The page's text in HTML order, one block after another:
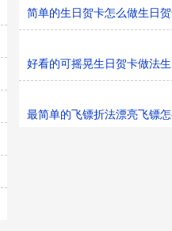
简单的生日贺卡怎么做生日
好看的可摇晃生日贺卡做法生
最简单的飞镖折法漂亮飞镖